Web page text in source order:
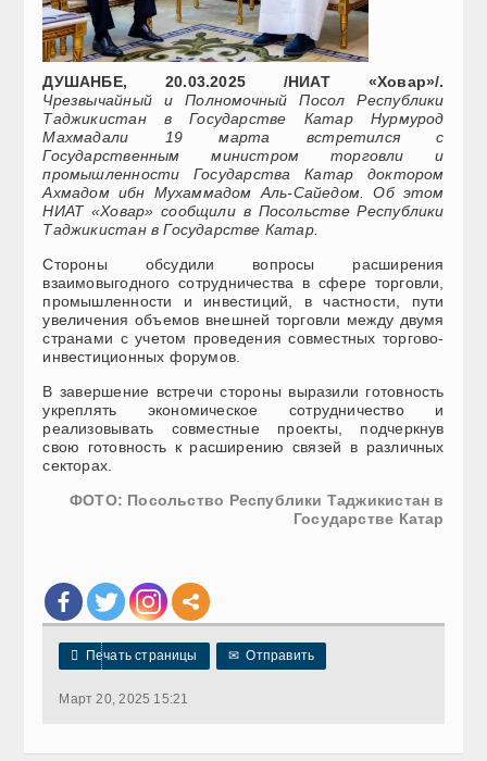
ДУШАНБЕ, 20.03.2025 /НИАТ «Ховар»/.
Чрезвычайный и Полномочный Посол Республики
Таджикистан в Государстве Катар Нурмурод
Махмадали 19 марта встретился с
Государственным министром торговли и
промышленности Государства Катар доктором
Ахмадом ибн Мухаммадом Аль-Сайедом. Об этом
НИАТ «Ховар» сообщили в Посольстве Республики
Таджикистан в Государстве Катар.
Стороны обсудили вопросы расширения
взаимовыгодного сотрудничества в сфере торговли,
промышленности и инвестиций, в частности, пути
увеличения объемов внешней торговли между двумя
странами с учетом проведения совместных торгово-
инвестиционных форумов.
В завершение встречи стороны выразили готовность
укреплять экономическое сотрудничество и
реализовывать совместные проекты, подчеркнув
свою готовность к расширению связей в различных
секторах.
ФОТО: Посольство Республики Таджикистан в
Государстве Катар
 Печать страницы ✉ Отправить
Март 20, 2025 15:21